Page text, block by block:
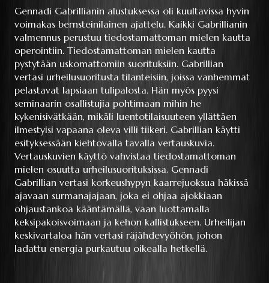
Gennadi Gabrillianin alustuksessa oli kuultavissa hyvin
voimakas bernsteinilainen ajattelu. Kaikki Gabrillianin
valmennus perustuu tiedostamattoman mielen kautta
operointiin. Tiedostamattoman mielen kautta
pystytään uskomattomiin suorituksiin. Gabrillian
vertasi urheilusuoritusta tilanteisiin, joissa vanhemmat
pelastavat lapsiaan tulipalosta. Hän myös pyysi
seminaarin osallistujia pohtimaan mihin he
kykenisivätkään, mikäli luentotilaisuuteen yllättäen
ilmestyisi vapaana oleva villi tiikeri. Gabrillian käytti
esityksessään kiehtovalla tavalla vertauskuvia.
Vertauskuvien käyttö vahvistaa tiedostamattoman
mielen osuutta urheilusuorituksissa. Gennadi
Gabrillian vertasi korkeushypyn kaarrejuoksua häkissä
ajavaan surmanajajaan, joka ei ohjaa ajokkiaan
ohjaustankoa kääntämällä, vaan luottamalla
keksipakoisvoimaan ja kehon kallistukseen. Urheilijan
keskivartaloa hän vertasi räjähdevyöhön, johon
ladattu energia purkautuu oikealla hetkellä.